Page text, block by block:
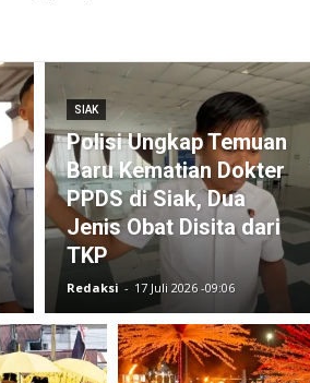
SIAK
Polisi Ungkap Temuan
Baru Kematian Dokter
PPDS di Siak, Dua
Jenis Obat Disita dari
TKP
Redaksi - 17 Juli 2026 -09:06